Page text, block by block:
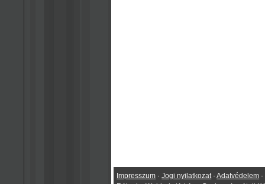
Impresszum ·Jogi nyilatkozat ·Adatvédelem ·